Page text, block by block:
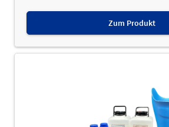
Zum Produkt